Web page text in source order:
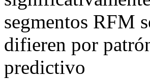
segmentos RFM
difieren por
predictivo